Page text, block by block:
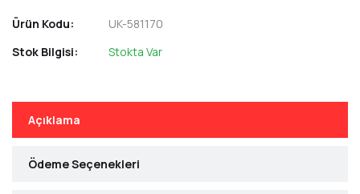
Ürün Kodu:
UK-581170
Stok Bilgisi:
Stokta Var
Açıklama
Ödeme Seçenekleri